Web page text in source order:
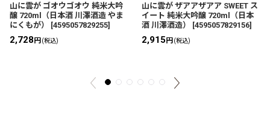
山に雲が ゴオウゴオウ 純米大吟
醸 720ml（日本酒 川澤酒造 やま
にくもが）
[4595057829255]
2,728 円 (税込)
山に雲が ザアアザアア SWEET ス
イート 純米大吟醸 720ml（日本
酒 川澤酒造）
[4595057829156]
2,915 円 (税込)